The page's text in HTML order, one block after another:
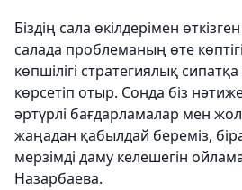
Біздің сала өкілдерімен
салада проблеманың өте
көпшілігі стратегиялық сипатқа
көрсетіп отыр. Сонда біз
әртүрлі бағдарламалар мен
жаңадан қабылдай береміз,
мерзімді даму келешегін
Назарбаева.